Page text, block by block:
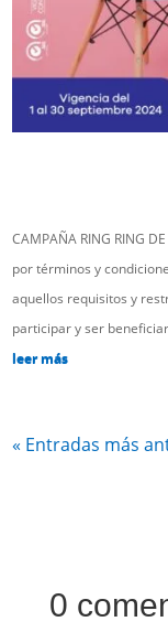
CAMPAÑA RING RING
por términos y
aquellos requisitos y
participar y ser
leer más
« Entradas más
0